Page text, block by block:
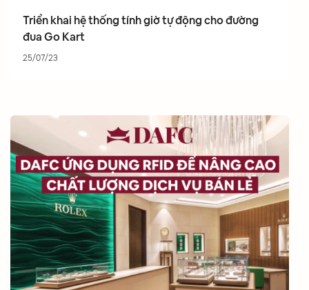
Triển khai hệ thống tính giờ tự động cho đường
đua Go Kart
25/07/23